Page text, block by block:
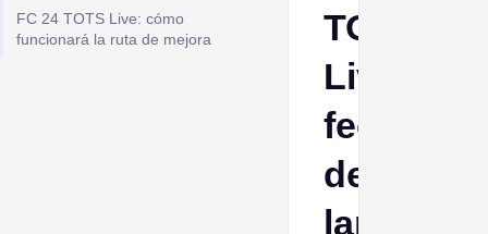
FC 24 TOTS Live: cómo
funcionará la ruta de mejora
TOTS
Live:
fecha
de